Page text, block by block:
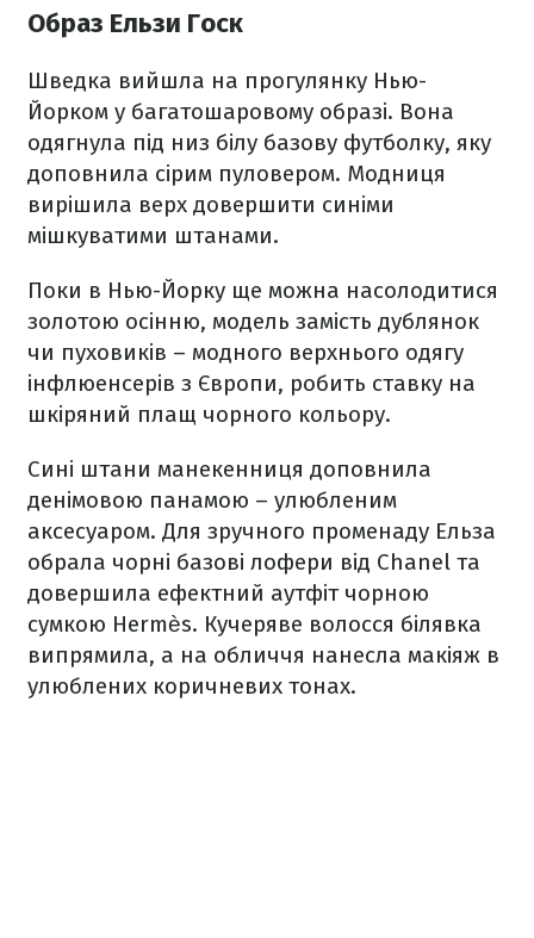
Образ Ельзи Госк
Шведка вийшла на прогулянку Нью-
Йорком у багатошаровому образі. Вона
одягнула під низ білу базову футболку, яку
доповнила сірим пуловером. Модниця
вирішила верх довершити синіми
мішкуватими штанами.
Поки в Нью-Йорку ще можна насолодитися
золотою осінню, модель замість дублянок
чи пуховиків – модного верхнього одягу
інфлюенсерів з Європи, робить ставку на
шкіряний плащ чорного кольору.
Сині штани манекенниця доповнила
денімовою панамою – улюбленим
аксесуаром. Для зручного променаду Ельза
обрала чорні базові лофери від Chanel та
довершила ефектний аутфіт чорною
сумкою Hermès. Кучеряве волосся білявка
випрямила, а на обличчя нанесла макіяж в
улюблених коричневих тонах.